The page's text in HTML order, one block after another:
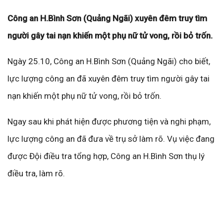
Công an H.Bình Sơn (Quảng Ngãi) xuyên đêm truy tìm
người gây tai nạn khiến một phụ nữ tử vong, rồi bỏ trốn.
Ngày 25.10, Công an H.Bình Sơn (Quảng Ngãi) cho biết,
lực lượng công an đã xuyên đêm truy tìm người gây tai
nạn khiến một phụ nữ tử vong, rồi bỏ trốn.
Ngay sau khi phát hiện được phương tiện và nghi phạm,
lực lượng công an đã đưa về trụ sở làm rõ. Vụ việc đang
được Đội điều tra tổng hợp, Công an H.Bình Sơn thụ lý
điều tra, làm rõ.